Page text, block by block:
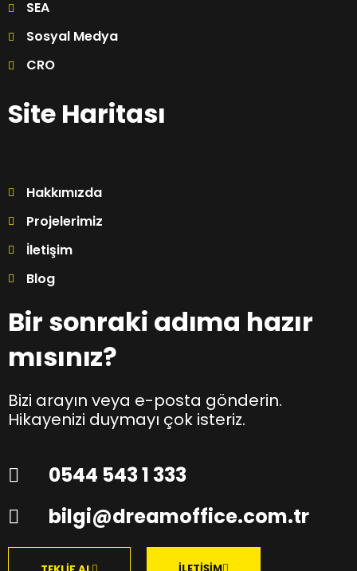
SEA
Sosyal Medya
CRO
Site Haritası
Hakkımızda
Projelerimiz
İletişim
Blog
Bir sonraki adıma hazır
mısınız?
Bizi arayın veya e-posta gönderin.
Hikayenizi duymayı çok isteriz.
0544 543 1 333
bilgi@dreamoffice.com.tr
İLETİŞİM